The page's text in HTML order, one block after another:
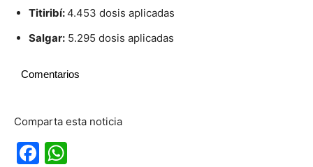
Titiribí:4.453 dosis aplicadas
Salgar: 5.295 dosis aplicadas
Comentarios
Comparta esta noticia
Facebook